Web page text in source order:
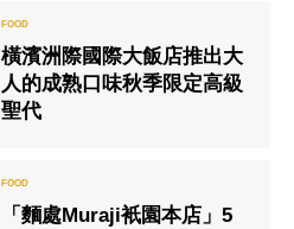
外帶服務
橫濱洲際國際大飯店推出大
人的成熟口味秋季限定高級
聖代
「麵處Muraji衹園本店」5